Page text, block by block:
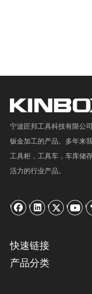
宁波匠邦工具科技有限公
钣金加工的产品。多年来
工具柜，工具车，车库储
活力的行业产品。
快速链接
产品分类